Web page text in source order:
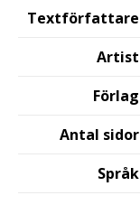
Textförfattare
Artist
Förlag
Antal sidor
Språk